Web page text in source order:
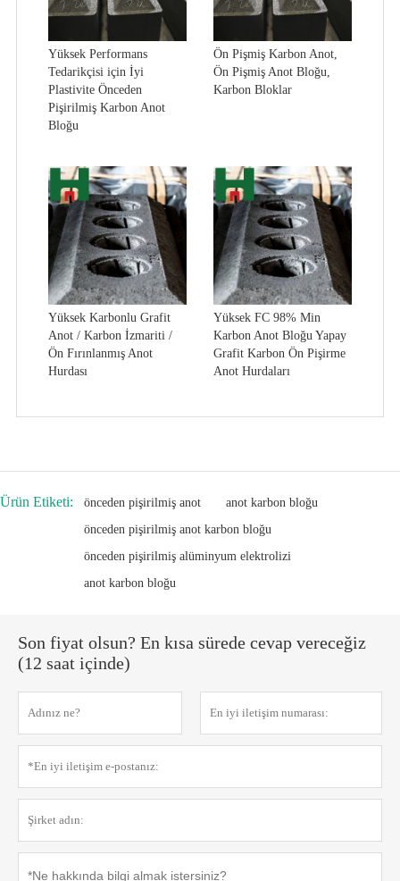
Yüksek Performans
Tedarikçisi için İyi
Plastivite Önceden
Pişirilmiş Karbon Anot
Bloğu
Ön Pişmiş Karbon Anot,
Ön Pişmiş Anot Bloğu,
Karbon Bloklar
Yüksek Karbonlu Grafit
Anot / Karbon İzmariti /
Ön Fırınlanmış Anot
Hurdası
Yüksek FC 98% Min
Karbon Anot Bloğu Yapay
Grafit Karbon Ön Pişirme
Anot Hurdaları
Ürün Etiketi: önceden pişirilmiş anot
anot karbon bloğu
önceden pişirilmiş anot karbon bloğu
önceden pişirilmiş alüminyum elektrolizi
anot karbon bloğu
Son fiyat olsun? En kısa sürede cevap vereceğiz
(12 saat içinde)